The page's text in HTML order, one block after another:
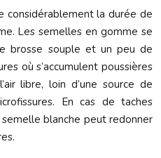
considérablement la durée de
Les semelles en gomme se
brosse souple et un peu de
où s’accumulent poussières
libre, loin d’une source de
En cas de taches
blanche peut redonner